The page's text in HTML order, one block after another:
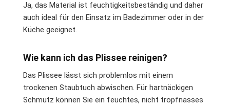
Ja, das Material ist feuchtigkeitsbeständig und daher
auch ideal für den Einsatz im Badezimmer oder in der
Küche geeignet.
Wie kann ich das Plissee reinigen?
Das Plissee lässt sich problemlos mit einem
trockenen Staubtuch abwischen. Für hartnäckigen
Schmutz können Sie ein feuchtes, nicht tropfnasses